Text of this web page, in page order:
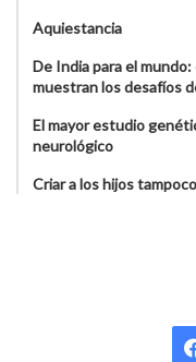
Aquiestancia
De India para el
muestran los desafíos
El mayor estudio
neurológico
Criar a los hijos